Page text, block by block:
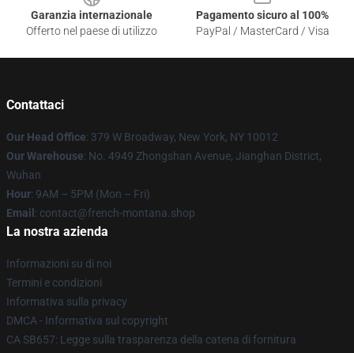
Garanzia internazionale
Offerto nel paese di utilizzo
Pagamento sicuro al 100%
PayPal / MasterCard / Visa
Contattaci
Our Head Office: 379 W Broadway, New York, NY 10012
Our Warehouse: No. 4949 Zhongshan Avenue, Jianghan District,
Wuhan
Hour: 9AM – 5PM (Mon – Fri)
Email : contact@french-montana.shop
La nostra azienda
Informazioni su di noi
Termini e condizioni
Informativa sulla privacy
DMCA - Informativa sul copyright
CA SB657: Legge sulla trasparenza della catena di fornitura